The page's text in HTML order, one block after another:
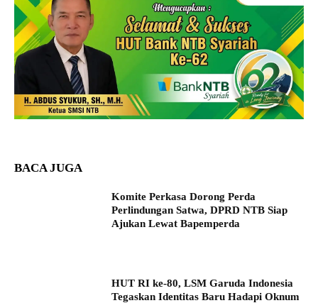
BACA JUGA
Komite Perkasa Dorong Perda
Perlindungan Satwa, DPRD NTB Siap
Ajukan Lewat Bapemperda
HUT RI ke-80, LSM Garuda Indonesia
Tegaskan Identitas Baru Hadapi Oknum